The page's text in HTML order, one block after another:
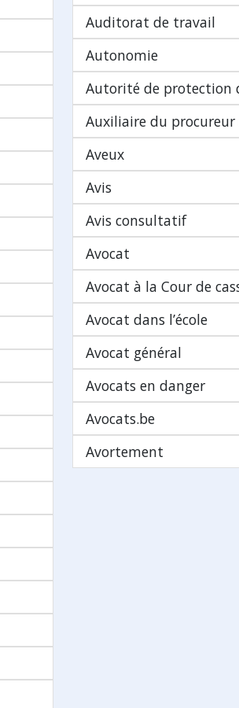
Auditorat de travail
Autonomie
Autorité de protection
Auxiliaire du procureur
Aveux
Avis
Avis consultatif
Avocat
Avocat à la Cour de
Avocat dans l’école
Avocat général
Avocats en danger
Avocats.be
Avortement